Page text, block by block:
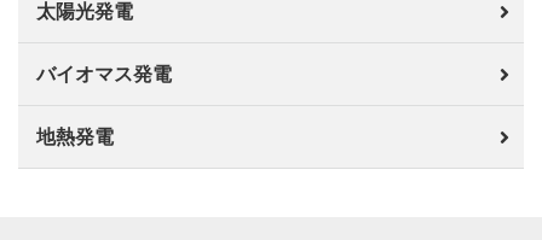
太陽光発電
バイオマス発電
地熱発電